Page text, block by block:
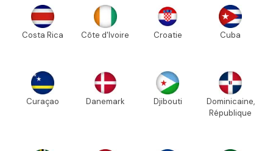
Costa Rica Côte d'Ivoire Croatie Cuba
Curaçao Danemark Djibouti
Dominicaine,
République